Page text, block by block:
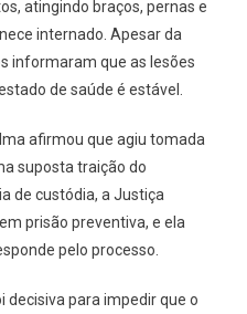
atingindo braços, pernas e
internado. Apesar da
informaram que as lesões
de saúde é estável.
afirmou que agiu tomada
suposta traição do
de custódia, a Justiça
prisão preventiva, e ela
pelo processo.
para impedir que o